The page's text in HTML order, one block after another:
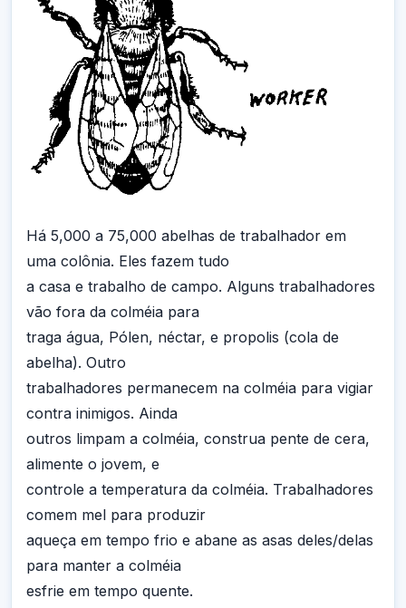
Há 5,000 a 75,000 abelhas de trabalhador em
uma colônia. Eles fazem tudo
a casa e trabalho de campo. Alguns trabalhadores
vão fora da colméia para
traga água, Pólen, néctar, e propolis (cola de
abelha). Outro
trabalhadores permanecem na colméia para vigiar
contra inimigos. Ainda
outros limpam a colméia, construa pente de cera,
alimente o jovem, e
controle a temperatura da colméia. Trabalhadores
comem mel para produzir
aqueça em tempo frio e abane as asas deles/delas
para manter a colméia
esfrie em tempo quente.